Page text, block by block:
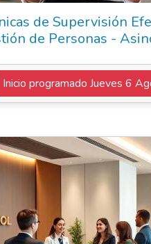
de Supervisión
de Personas -
Inicio programado Jueves 6